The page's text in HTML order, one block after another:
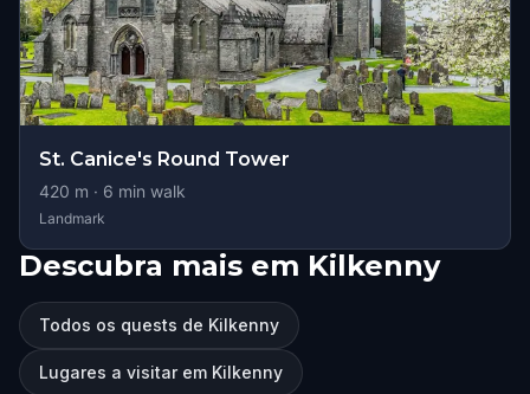
St. Canice's Round Tower
420 m · 6 min walk
Landmark
Descubra mais em Kilkenny
Todos os quests de Kilkenny
Lugares a visitar em Kilkenny